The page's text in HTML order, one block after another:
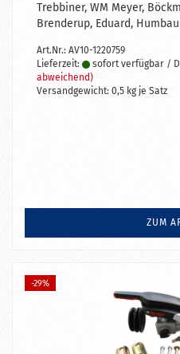
Trebbiner, WM Meyer,
Brenderup, Eduard,
Art.Nr.: AV10-1220759
Lieferzeit:
sofort verfügbar /
abweichend)
Versandgewicht: 0,5 kg je Satz
ZUM
-29%